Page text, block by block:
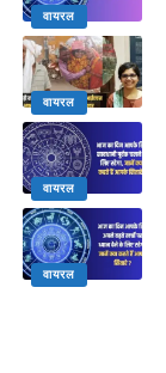
वायरल
वायरल
वायरल
वायरल